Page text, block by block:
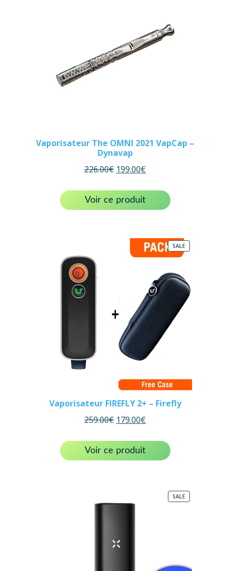
Vaporisateur The OMNI 2021 VapCap –
Dynavap
226.00€ 199.00€
Voir ce produit
SALE
ON
Vaporisateur FIREFLY 2+ – Firefly
259.00€ 179.00€
Voir ce produit
SALE
ON